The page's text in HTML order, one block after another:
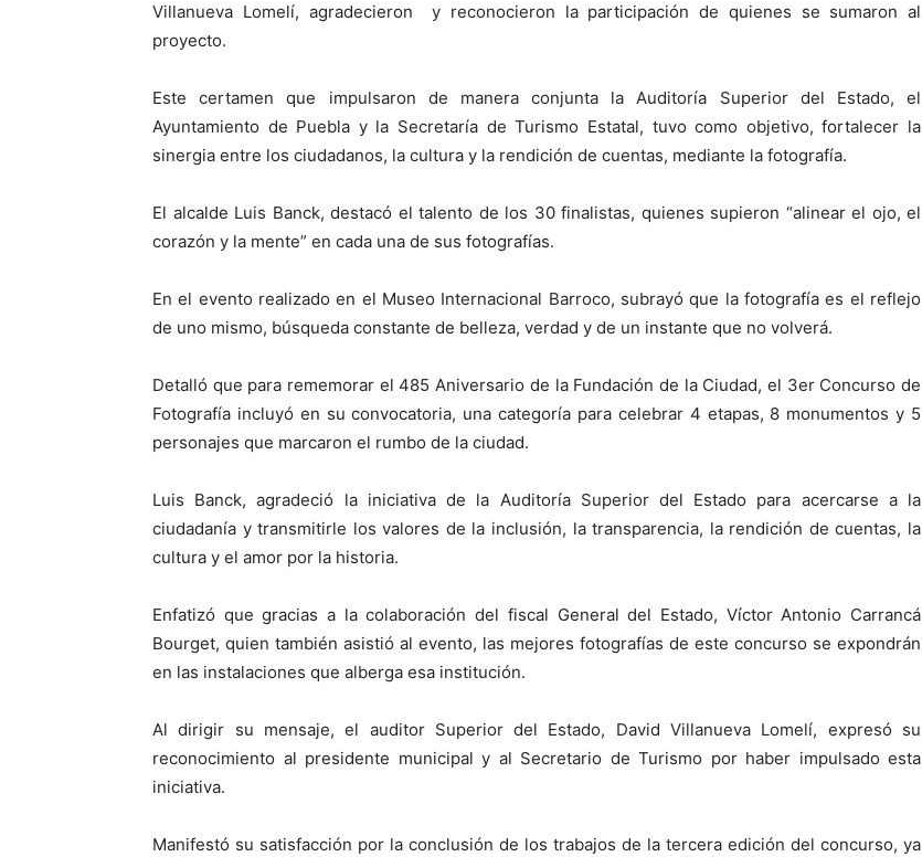
Villanueva Lomelí, agradecieron y reconocieron la participación de quienes se sumaron al
proyecto.
Este certamen que impulsaron de manera conjunta la Auditoría Superior del Estado, el
Ayuntamiento de Puebla y la Secretaría de Turismo Estatal, tuvo como objetivo, fortalecer la
sinergia entre los ciudadanos, la cultura y la rendición de cuentas, mediante la fotografía.
El alcalde Luis Banck, destacó el talento de los 30 finalistas, quienes supieron “alinear el ojo, el
corazón y la mente” en cada una de sus fotografías.
En el evento realizado en el Museo Internacional Barroco, subrayó que la fotografía es el reflejo
de uno mismo, búsqueda constante de belleza, verdad y de un instante que no volverá.
Detalló que para rememorar el 485 Aniversario de la Fundación de la Ciudad, el 3er Concurso de
Fotografía incluyó en su convocatoria, una categoría para celebrar 4 etapas, 8 monumentos y 5
personajes que marcaron el rumbo de la ciudad.
Luis Banck, agradeció la iniciativa de la Auditoría Superior del Estado para acercarse a la
ciudadanía y transmitirle los valores de la inclusión, la transparencia, la rendición de cuentas, la
cultura y el amor por la historia.
Enfatizó que gracias a la colaboración del fiscal General del Estado, Víctor Antonio Carrancá
Bourget, quien también asistió al evento, las mejores fotografías de este concurso se expondrán
en las instalaciones que alberga esa institución.
Al dirigir su mensaje, el auditor Superior del Estado, David Villanueva Lomelí, expresó su
reconocimiento al presidente municipal y al Secretario de Turismo por haber impulsado esta
iniciativa.
Manifestó su satisfacción por la conclusión de los trabajos de la tercera edición del concurso, ya